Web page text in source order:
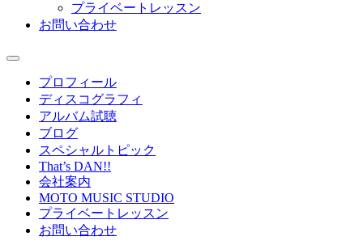
プライベートレッスン
お問い合わせ
プロフィール
ディスコグラフィ
アルバム試聴
ブログ
スペシャルトピック
That’s DAN!!
会社案内
MOTO MUSIC STUDIO
プライベートレッスン
お問い合わせ